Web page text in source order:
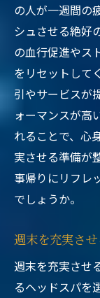
の人が一週間の
シュさせる絶好
の血行促進やス
をリセットして
引やサービスが
ォーマンスが高
れることで、心
実させる準備が
事帰りにリフレ
でしょうか。
週末を充実さ
週末を充実させ
るヘッドスパを